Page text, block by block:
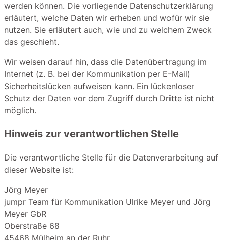
werden können. Die vorliegende Datenschutzerklärung
erläutert, welche Daten wir erheben und wofür wir sie
nutzen. Sie erläutert auch, wie und zu welchem Zweck
das geschieht.
Wir weisen darauf hin, dass die Datenübertragung im
Internet (z. B. bei der Kommunikation per E-Mail)
Sicherheitslücken aufweisen kann. Ein lückenloser
Schutz der Daten vor dem Zugriff durch Dritte ist nicht
möglich.
Hinweis zur verantwortlichen Stelle
Die verantwortliche Stelle für die Datenverarbeitung auf
dieser Website ist:
Jörg Meyer
jumpr Team für Kommunikation Ulrike Meyer und Jörg
Meyer GbR
Oberstraße 68